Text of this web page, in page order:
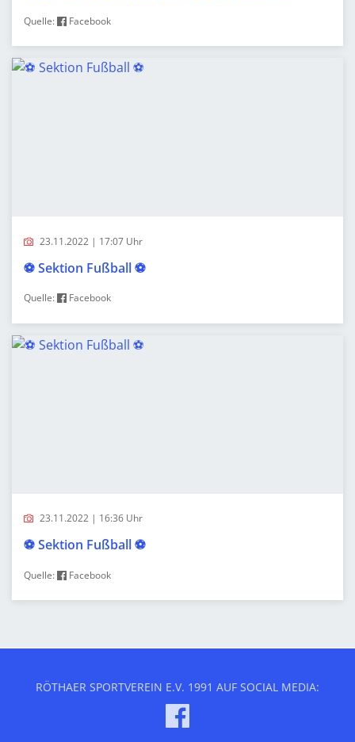
Quelle: Facebook
23.11.2022 | 17:07 Uhr
⚽️ Sektion Fußball ⚽️
Quelle: Facebook
23.11.2022 | 16:36 Uhr
⚽️ Sektion Fußball ⚽️
Quelle: Facebook
RÖTHAER SPORTVEREIN E.V. 1991 AUF SOCIAL MEDIA: